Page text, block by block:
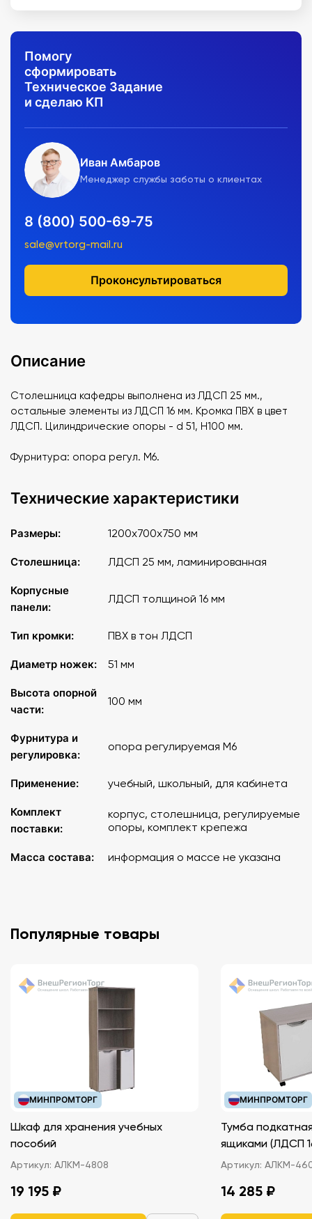
Помогу
сформировать
Техническое Задание
и сделаю КП
Иван Амбаров
Менеджер службы заботы о клиентах
8 (800) 500-69-75
sale@vrtorg-mail.ru
Проконсультироваться
Описание
Столешница кафедры выполнена из ЛДСП 25 мм.,
остальные элементы из ЛДСП 16 мм. Кромка ПВХ в цвет
ЛДСП. Цилиндрические опоры - d 51, Н100 мм.
Фурнитура: опора регул. М6.
Технические характеристики
Размеры: 1200х700х750 мм
Столешница: ЛДСП 25 мм, ламинированная
Корпусные
панели:
ЛДСП толщиной 16 мм
Тип кромки: ПВХ в тон ЛДСП
Диаметр ножек: 51 мм
Высота опорной
части:
100 мм
Фурнитура и
регулировка:
опора регулируемая M6
Применение: учебный, школьный, для кабинета
Комплект
поставки:
корпус, столешница, регулируемые
опоры, комплект крепежа
Масса состава: информация о массе не указана
Популярные товары
МИНПРОМТОРГ
Шкаф для хранения учебных
пособий
Артикул: АЛКМ-4808
19 195 ₽
МИНПРОМТОРГ
Тумба
ящиками
Артикул: АЛКМ-
14 285 ₽